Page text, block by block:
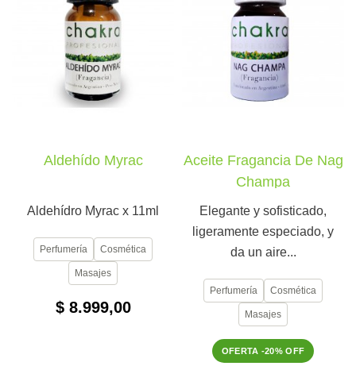
Aldehído Myrac
Aldehídro Myrac x 11ml
Perfumería Cosmética
Masajes
$ 8.999,00
Aceite Fragancia De Nag
Champa
Elegante y sofisticado,
ligeramente especiado, y
da un aire...
Perfumería Cosmética
Masajes
OFERTA -20% OFF